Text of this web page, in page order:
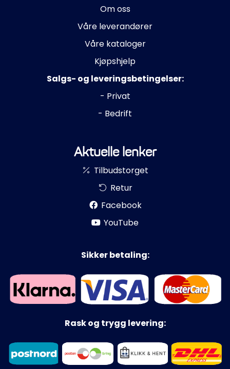
Om oss
Våre leverandører
Våre kataloger
Kjøpshjelp
Salgs- og leveringsbetingelser:
- Privat
- Bedrift
Aktuelle lenker
Tilbudstorget
Retur
Facebook
YouTube
Sikker betaling:
Rask og trygg levering: